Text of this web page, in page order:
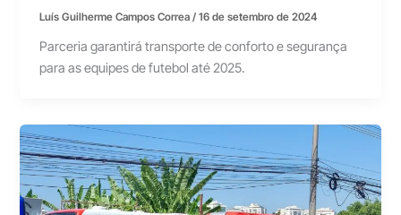
Luís Guilherme Campos Correa/16 de setembro de 2024
Parceria garantirá transporte de conforto e segurança
para as equipes de futebol até 2025.